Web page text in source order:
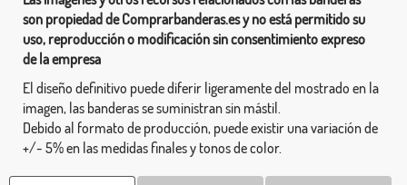
son propiedad de Comprarbanderas.es y no está permitido su
uso, reproducción o modificación sin consentimiento expreso
de la empresa
El diseño definitivo puede diferir ligeramente del mostrado en la
imagen, las banderas se suministran sin mástil.
Debido al formato de producción, puede existir una variación de
+/- 5% en las medidas finales y tonos de color.